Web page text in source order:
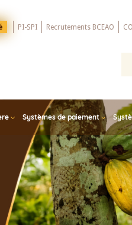
PI-SPI Recrutements BCEAO
Systèmes de paiement